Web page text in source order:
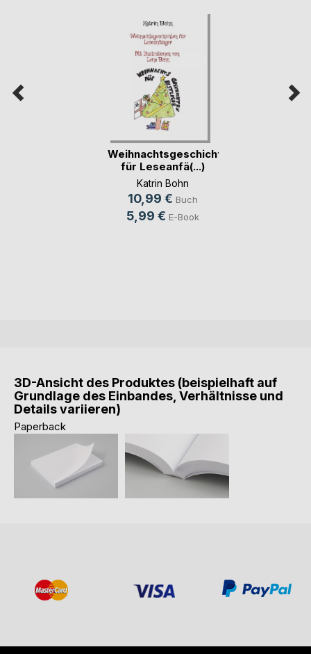
Weihnachtsgeschichten
für Leseanfä(...)
Katrin Bohn
10,99 € Buch
5,99 € E-Book
3D-Ansicht des Produktes (beispielhaft auf
Grundlage des Einbandes, Verhältnisse und
Details variieren)
Paperback